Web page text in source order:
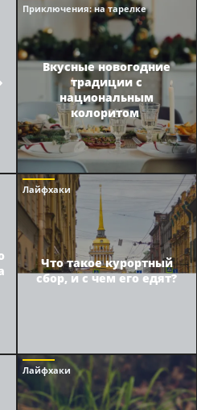
Приключения: на тарелке
Вкусные новогодние
традиции с
национальным
колоритом
Лайфхаки
Что такое курортный
сбор, и с чем его едят?
Лайфхаки